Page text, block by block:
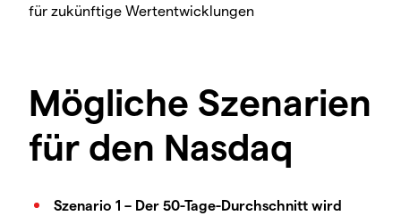
für zukünftige Wertentwicklungen
Mögliche Szenarien
für den Nasdaq
Szenario 1 – Der 50-Tage-Durchschnitt wird